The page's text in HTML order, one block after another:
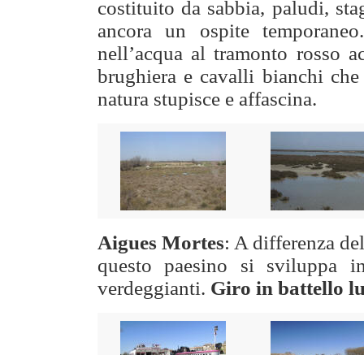
costituito da sabbia, paludi,
ancora un ospite
nell’acqua al tramonto rosso
brughiera e cavalli bianchi
natura stupisce e affascina.
Aigues Mortes: A differenza
questo paesino si sviluppa
verdeggianti. Giro in battello